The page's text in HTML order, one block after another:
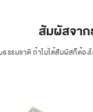
สัมผัสจาก
มชาติ ถ้าไม่ได้สัมผัสก็ต้องไ